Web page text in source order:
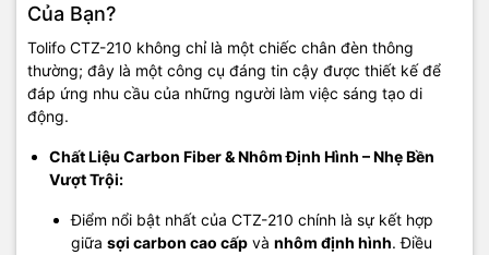
Của Bạn?
Tolifo CTZ-210 không chỉ là một chiếc chân đèn thông
thường; đây là một công cụ đáng tin cậy được thiết kế để
đáp ứng nhu cầu của những người làm việc sáng tạo di
động.
Chất Liệu Carbon Fiber & Nhôm Định Hình – Nhẹ Bền
Vượt Trội:
Điểm nổi bật nhất của CTZ-210 chính là sự kết hợp
giữa sợi carbon cao cấp và nhôm định hình. Điều